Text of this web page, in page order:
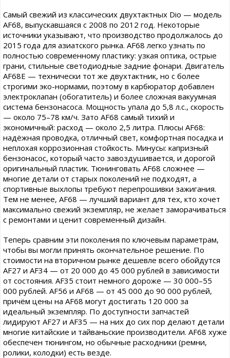
Самый свежий из классических двухтактных Dio — модель
AF68, выпускавшаяся с 2008 по 2012 год. Некоторые
источники указывают, что производство продолжалось до
2015 года для азиатского рынка. AF68 легко узнать по
полностью современному пластику: узкая оптика, острые
грани, стильные светодиодные задние фонари. Двигатель
AF68E — технически тот же двухтактник, но с более
строгими эко-нормами, поэтому в карбюратор добавлен
электроклапан (обогатитель) и более сложная вакуумная
система бензонасоса. Мощность упала до 5,8 л.с., скорость
— около 75–78 км/ч. Зато AF68 самый тихий и
экономичный: расход — около 2,5 литра. Плюсы AF68:
надёжная проводка, отличный свет, комфортная посадка и
неплохая коррозионная стойкость. Минусы: капризный
бензонасос, который часто завоздушивается, и дорогой
оригинальный пластик. Тюнинговать AF68 сложнее —
многие детали от старых поколений не подходят, а
спортивные выхлопы требуют перепрошивки зажигания.
Тем не менее, AF68 — лучший вариант для тех, кто хочет
максимально свежий экземпляр, не желает заморачиваться
с ремонтами и ценит современный дизайн.
Теперь сравним эти поколения по ключевым параметрам,
чтобы вы могли принять окончательное решение. По
стоимости на вторичном рынке дешевле всего обойдутся
AF27 и AF34 — от 20 000 до 45 000 рублей в зависимости
от состояния. AF35 стоит немного дороже — 30 000–55
000 рублей. AF56 и AF68 — от 45 000 до 90 000 рублей,
причём цены на AF68 могут достигать 120 000 за
идеальный экземпляр. По доступности запчастей
лидируют AF27 и AF35 — на них до сих пор делают детали
многие китайские и тайваньские производители. AF68 хуже
обеспечен тюнингом, но обычные расходники (ремни,
ролики, колодки) есть везде.